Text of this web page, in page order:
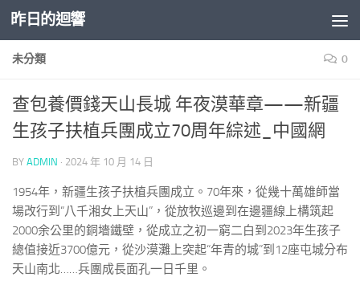
Skip to content
昨日的迴響
未分類 0
查包養價錢天山長城 年夜漠華章——新疆
生孩子扶植兵團成立70周年綜述_中國網
BY ADMIN · 2024 年 10 月 14 日
1954年，新疆生孩子扶植兵團成立。70年來，從幾十萬雄師當
場改行到“八千湘女上天山”，從放牧巡邊到在邊疆線上構筑起
2000余公里的銅墻鐵壁，從成立之初一窮二白到2023年生孩子
總值接近3700億元，從沙漠灘上突起“年青的城”到12座屯城分布
天山南北……兵團成長面孔一日千里。